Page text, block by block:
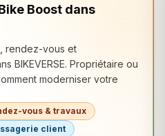
Boost dans
rendez-vous et
BIKEVERSE. Propriétaire ou
moderniser votre
vous & travaux
client